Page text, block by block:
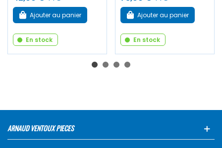
Ajouter au panier
En stock
Ajouter au panier
En stock
ARNAUD VENTOUX PIECES